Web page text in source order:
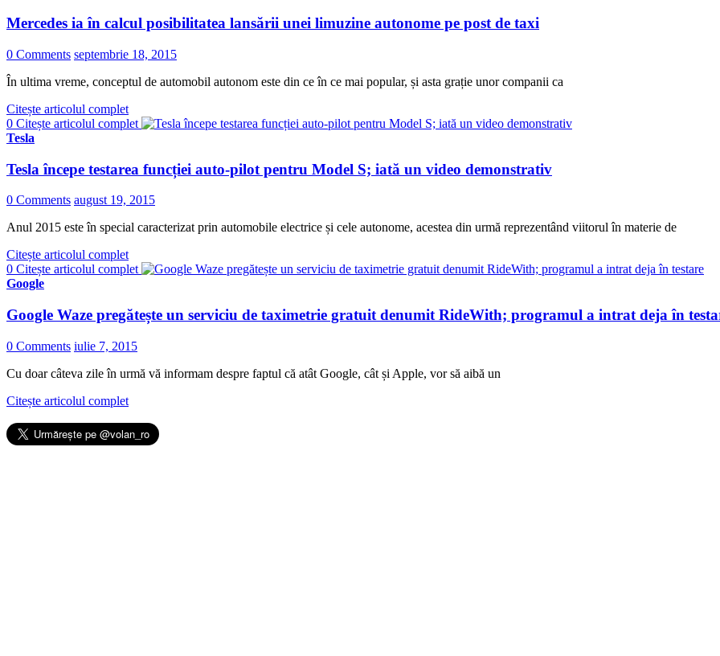
Mercedes ia în calcul posibilitatea lansării unei limuzine autonome pe post de taxi
0 Comments septembrie 18, 2015
În ultima vreme, conceptul de automobil autonom este din ce în ce mai popular, și asta grație unor companii ca
Citește articolul complet
0 Citește articolul complet
Tesla
Tesla începe testarea funcției auto-pilot pentru Model S; iată un video demonstrativ
0 Comments august 19, 2015
Anul 2015 este în special caracterizat prin automobile electrice și cele autonome, acestea din urmă reprezentând viitorul în materie de
Citește articolul complet
0 Citește articolul complet
Google
Google Waze pregătește un serviciu de taximetrie gratuit denumit RideWith; programul a intrat deja în
0 Comments iulie 7, 2015
Cu doar câteva zile în urmă vă informam despre faptul că atât Google, cât și Apple, vor să aibă un
Citește articolul complet